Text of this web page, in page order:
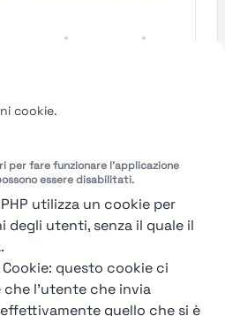
cookie.
per fare funzionare l'applicazione
essere disabilitati.
utilizza un cookie per
degli utenti, senza il quale il
Cookie: questo cookie ci
l'utente che invia
quello che si è
processo di
Lungo
Molto
e la velocità del processo
attraverso dati
dei candidati e valutazioni